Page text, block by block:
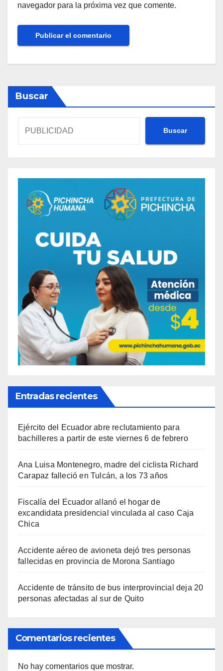
navegador para la próxima vez que comente.
Buscar
Buscar
Entradas recientes
Ejército del Ecuador abre reclutamiento para
bachilleres a partir de este viernes 6 de febrero
Ana Luisa Montenegro, madre del ciclista Richard
Carapaz falleció en Tulcán, a los 73 años
Fiscalía del Ecuador allanó el hogar de
excandidata presidencial vinculada al caso Caja
Chica
Accidente aéreo de avioneta dejó tres personas
fallecidas en provincia de Morona Santiago
Accidente de tránsito de bus interprovincial deja 20
personas afectadas al sur de Quito
Comentarios recientes
No hay comentarios que mostrar.